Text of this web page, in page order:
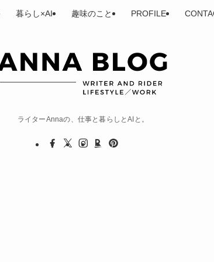
ライターAnnaの、仕事と暮らしとAIと。
暮らし×AI 趣味のこと PROFILE